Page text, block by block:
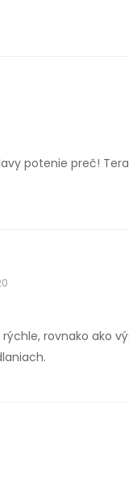
potenie preč!
rovnako ako